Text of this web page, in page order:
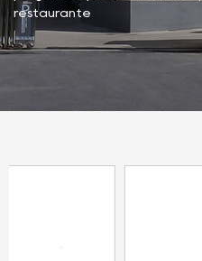
restaurante